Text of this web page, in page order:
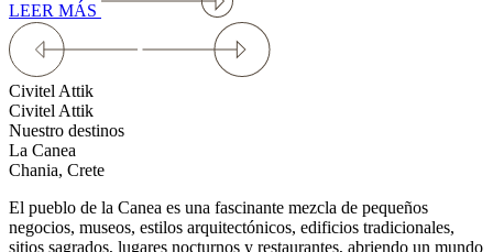
LEER MÁS
Civitel Attik
Civitel Attik
Nuestro destinos
La Canea
Chania, Crete
El pueblo de la Canea es una fascinante mezcla de pequeños
negocios, museos, estilos arquitectónicos, edificios tradicionales,
sitios sagrados, lugares nocturnos y restaurantes, abriendo un mundo